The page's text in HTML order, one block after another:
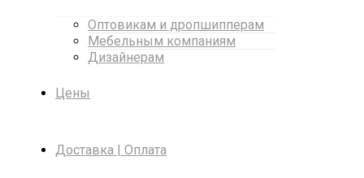
Оптовикам и дропшипперам
Мебельным компаниям
Дизайнерам
Цены
Доставка | Оплата